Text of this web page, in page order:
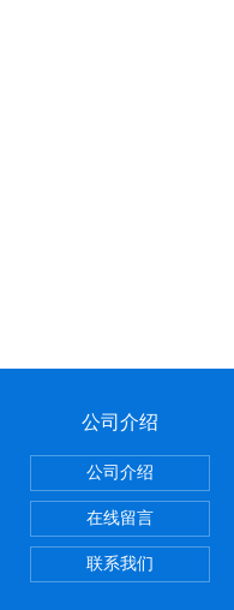
公司介绍
公司介绍
在线留言
联系我们